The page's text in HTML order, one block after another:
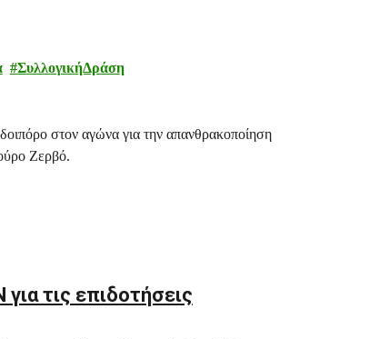
ΣυλλογικήΔράση
στον αγώνα για την απανθρακοποίηση
Ζερβό.
τις επιδοτήσεις